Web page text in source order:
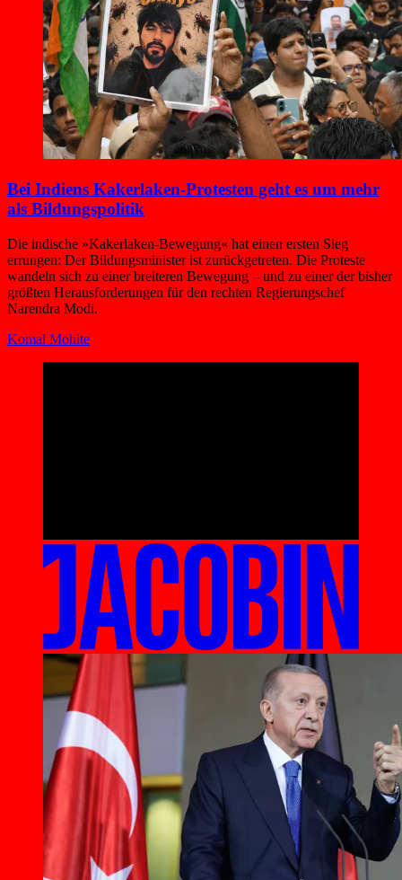
Bei Indiens Kakerlaken-Protesten geht es um mehr
als Bildungspolitik
Die indische »Kakerlaken-Bewegung« hat einen ersten Sieg
errungen: Der Bildungsminister ist zurückgetreten. Die Proteste
wandeln sich zu einer breiteren Bewegung – und zu einer der bisher
größten Herausforderungen für den rechten Regierungschef
Narendra Modi.
Komal Mohite